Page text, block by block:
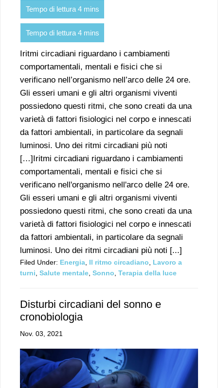
Iritmi circadiani riguardano i cambiamenti
comportamentali, mentali e fisici che si
verificano nell’organismo nell’arco delle 24 ore.
Gli esseri umani e gli altri organismi viventi
possiedono questi ritmi, che sono creati da una
varietà di fattori fisiologici nel corpo e innescati
da fattori ambientali, in particolare da segnali
luminosi. Uno dei ritmi circadiani più noti
[…]Iritmi circadiani riguardano i cambiamenti
comportamentali, mentali e fisici che si
verificano nell'organismo nell'arco delle 24 ore.
Gli esseri umani e gli altri organismi viventi
possiedono questi ritmi, che sono creati da una
varietà di fattori fisiologici nel corpo e innescati
da fattori ambientali, in particolare da segnali
luminosi. Uno dei ritmi circadiani più noti [...]
Filed Under: Energia Il ritmo circadiano
Lavoro a
turni Salute mentale Sonno Terapia della luce
Disturbi circadiani del sonno e
cronobiologia
Nov. 03, 2021